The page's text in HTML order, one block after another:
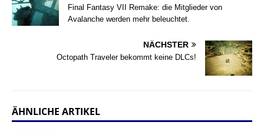
Final Fantasy VII Remake: die Mitglieder von
Avalanche werden mehr beleuchtet.
NÄCHSTER
Octopath Traveler bekommt keine DLCs!
ÄHNLICHE ARTIKEL